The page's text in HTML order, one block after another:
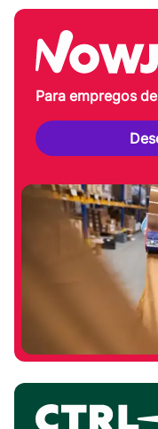
Para empregos